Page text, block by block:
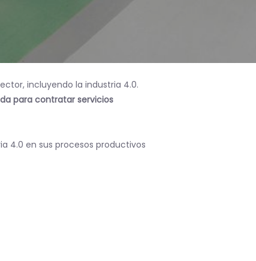
incluyendo la industria 4.0.
para contratar servicios
4.0 en sus procesos productivos